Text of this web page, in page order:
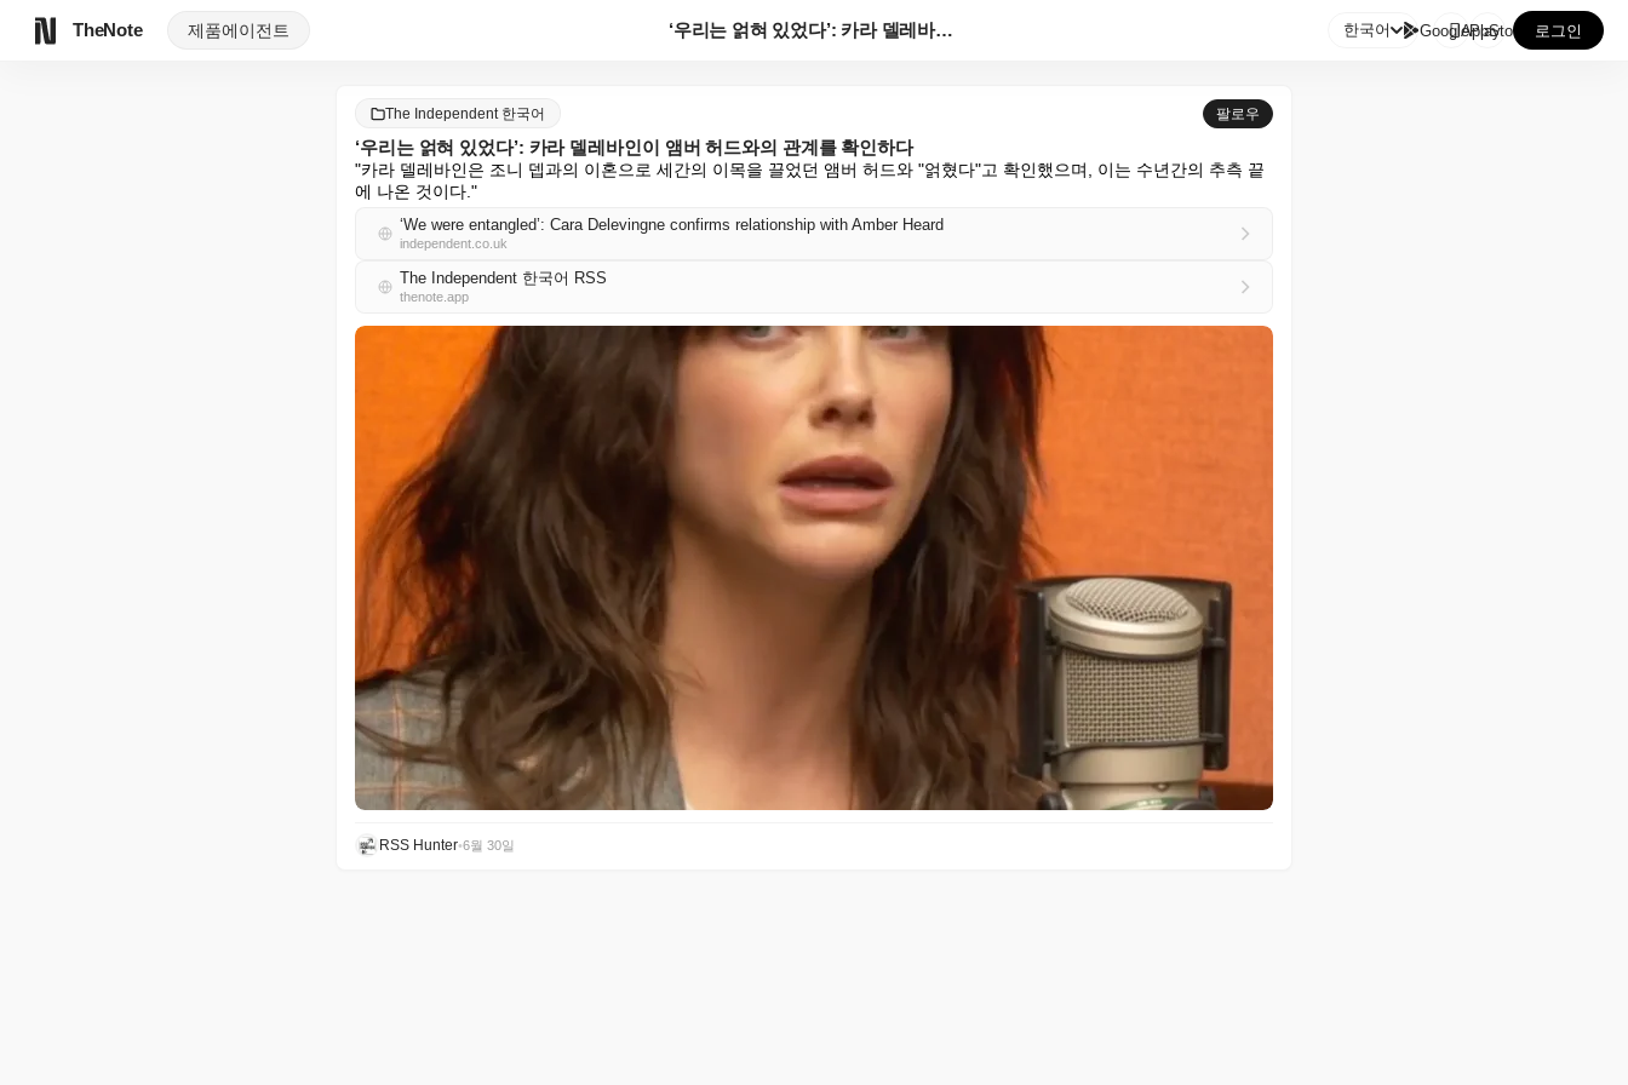
TheNote 제품에이전트 ‘우리는 얽혀 있었다’: 카라 델레바인이 앰버 허드와의... 한국어 GooglePlay
AppStore 로그인
The Independent 한국어 팔로우
‘우리는 얽혀 있었다’: 카라 델레바인이 앰버 허드와의 관계를 확인하다
"카라 델레바인은 조니 뎁과의 이혼으로 세간의 이목을 끌었던 앰버 허드와 "얽혔다"고 확인했으며, 이는 수년간의 추측 끝
에 나온 것이다."
‘We were entangled’: Cara Delevingne confirms relationship with Amber Heard
independent.co.uk
The Independent 한국어 RSS
thenote.app
RSS Hunter•6월 30일